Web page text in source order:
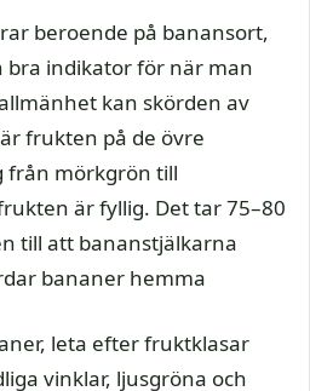
beroende på banansort,
bra indikator för när man
kan skörden av
frukten på de övre
från mörkgrön till
är fyllig. Det tar 75–80
till att bananstjälkarna
bananer hemma
leta efter fruktklasar
vinklar, ljusgröna och